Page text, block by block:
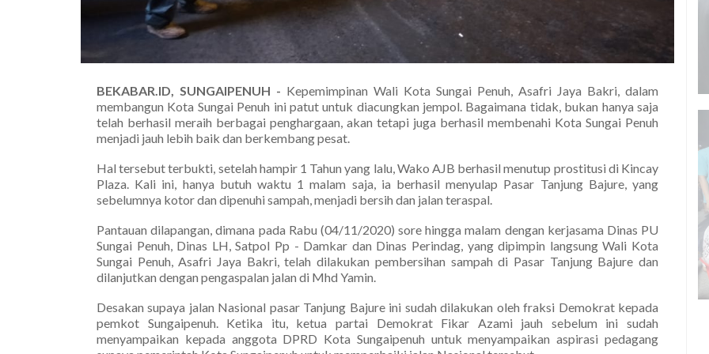
BEKABAR.ID, SUNGAIPENUH - Kepemimpinan Wali Kota Sungai Penuh, Asafri Jaya Bakri, dalam
membangun Kota Sungai Penuh ini patut untuk diacungkan jempol. Bagaimana tidak, bukan hanya saja
telah berhasil meraih berbagai penghargaan, akan tetapi juga berhasil membenahi Kota Sungai Penuh
menjadi jauh lebih baik dan berkembang pesat.
Hal tersebut terbukti, setelah hampir 1 Tahun yang lalu, Wako AJB berhasil menutup prostitusi di Kincay
Plaza. Kali ini, hanya butuh waktu 1 malam saja, ia berhasil menyulap Pasar Tanjung Bajure, yang
sebelumnya kotor dan dipenuhi sampah, menjadi bersih dan jalan teraspal.
Pantauan dilapangan, dimana pada Rabu (04/11/2020) sore hingga malam dengan kerjasama Dinas PU
Sungai Penuh, Dinas LH, Satpol Pp - Damkar dan Dinas Perindag, yang dipimpin langsung Wali Kota
Sungai Penuh, Asafri Jaya Bakri, telah dilakukan pembersihan sampah di Pasar Tanjung Bajure dan
dilanjutkan dengan pengaspalan jalan di Mhd Yamin.
Desakan supaya jalan Nasional pasar Tanjung Bajure ini sudah dilakukan oleh fraksi Demokrat kepada
pemkot Sungaipenuh. Ketika itu, ketua partai Demokrat Fikar Azami jauh sebelum ini sudah
menyampaikan kepada anggota DPRD Kota Sungaipenuh untuk menyampaikan aspirasi pedagang